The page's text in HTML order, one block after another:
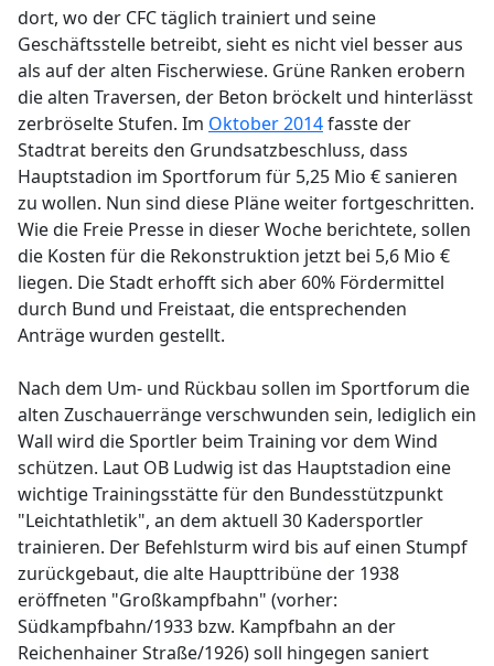
dort, wo der CFC täglich trainiert und seine
Geschäftsstelle betreibt, sieht es nicht viel besser aus
als auf der alten Fischerwiese. Grüne Ranken erobern
die alten Traversen, der Beton bröckelt und hinterlässt
zerbröselte Stufen. Im Oktober 2014fasste der
Stadtrat bereits den Grundsatzbeschluss, dass
Hauptstadion im Sportforum für 5,25 Mio € sanieren
zu wollen. Nun sind diese Pläne weiter fortgeschritten.
Wie die Freie Presse in dieser Woche berichtete, sollen
die Kosten für die Rekonstruktion jetzt bei 5,6 Mio €
liegen. Die Stadt erhofft sich aber 60% Fördermittel
durch Bund und Freistaat, die entsprechenden
Anträge wurden gestellt.
Nach dem Um- und Rückbau sollen im Sportforum die
alten Zuschauerränge verschwunden sein, lediglich ein
Wall wird die Sportler beim Training vor dem Wind
schützen. Laut OB Ludwig ist das Hauptstadion eine
wichtige Trainingsstätte für den Bundesstützpunkt
"Leichtathletik", an dem aktuell 30 Kadersportler
trainieren. Der Befehlsturm wird bis auf einen Stumpf
zurückgebaut, die alte Haupttribüne der 1938
eröffneten "Großkampfbahn" (vorher:
Südkampfbahn/1933 bzw. Kampfbahn an der
Reichenhainer Straße/1926) soll hingegen saniert